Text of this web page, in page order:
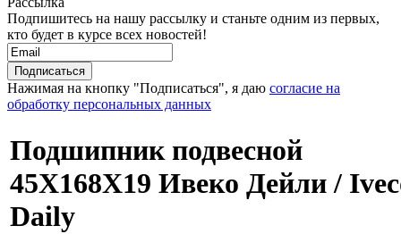
Подпишитесь на нашу рассылку и станьте одним из первых,
кто будет в курсе всех новостей!
Нажимая на кнопку "Подписаться", я даю согласие на
обработку персональных данных
Подшипник подвесной
45X168X19 Ивеко Дейли /
Daily